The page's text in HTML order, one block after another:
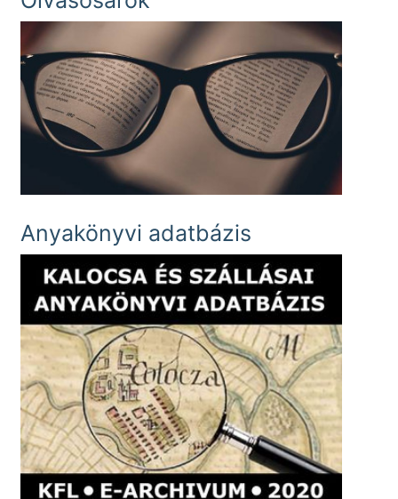
Anyakönyvi adatbázis